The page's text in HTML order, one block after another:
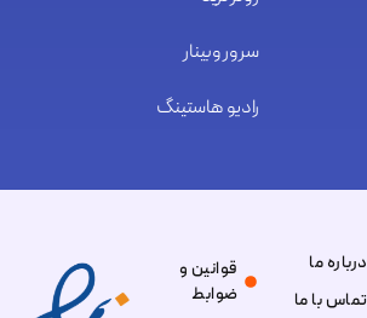
سرور وبینار
رادیو هاستینگ
درباره ما
تماس با ما
قوانین و
ضوابط